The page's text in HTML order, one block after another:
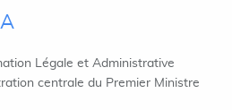
Légale et Administrative
centrale du Premier Ministre